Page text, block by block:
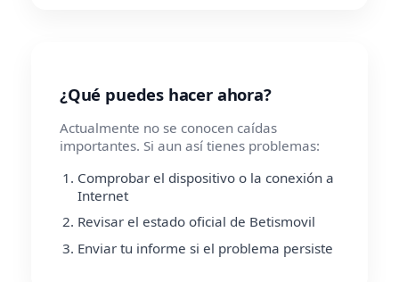
¿Qué puedes hacer ahora?
Actualmente no se conocen caídas
importantes. Si aun así tienes problemas:
Comprobar el dispositivo o la conexión a
Internet
Revisar el estado oficial de Betismovil
Enviar tu informe si el problema persiste